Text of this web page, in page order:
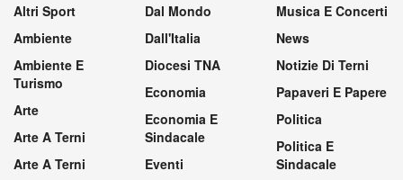
Altri Sport
Ambiente
Ambiente E
Turismo
Arte
Arte A Terni
Arte A Terni
Dal Mondo
Dall'Italia
Diocesi TNA
Economia
Economia E
Sindacale
Eventi
Musica E Concerti
News
Notizie Di Terni
Papaveri E Papere
Politica
Politica E
Sindacale